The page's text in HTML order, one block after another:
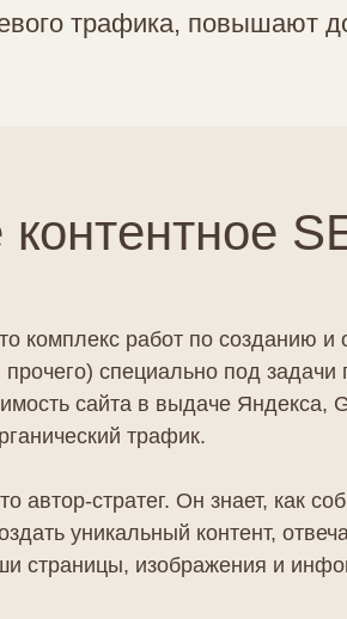
трафика, повышают
контентное
комплекс работ по созданию и
специально под задачи
сайта в выдаче Яндекса,
трафик.
автор-стратег. Он знает, как
уникальный контент,
страницы, изображения и